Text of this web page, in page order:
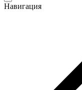
Навигация